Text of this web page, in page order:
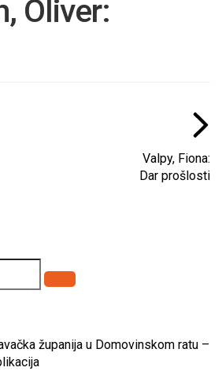
Oliver:
Valpy, Fiona:
Dar prošlosti
Pretraži
županija u Domovinskom ratu –